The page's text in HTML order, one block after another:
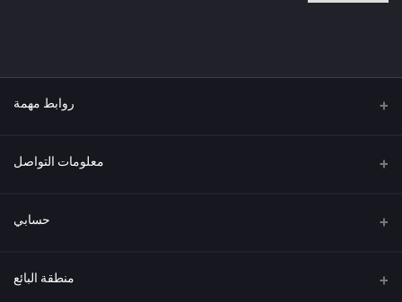
روابط مهمة
من نحن معلومات التواصل
العنوان حسابي
تسجيل الدخول منطقة البائع